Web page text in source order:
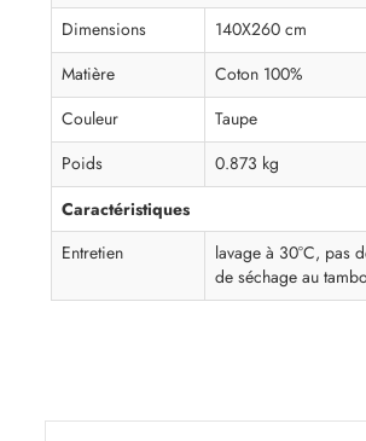
Dimensions
140X260 cm
Matière
Coton 100%
Couleur
Taupe
Poids
0.873 kg
Caractéristiques
Entretien
lavage à 30°C, pas
de séchage au